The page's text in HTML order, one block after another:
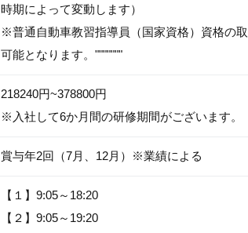
時期によって変動します）
※普通自動車教習指導員（国家資格）資格の
可能となります。"""""""
218240円~378800円
※入社して6か月間の研修期間がございます。
賞与年2回（7月、12月）※業績による
【１】9:05～18:20
【２】9:05～19:20